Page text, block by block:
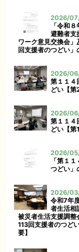
2026/
「令和
避難者支
ワーク意見交換会」
回支援者のつどい」
2026/
第１１４
どい【第
2026/
第１１４
どい【第
2026/
「第１
つどい」
2026/
令和7年
者生活相
被災者生活支援調整
113回支援者のつど
要】